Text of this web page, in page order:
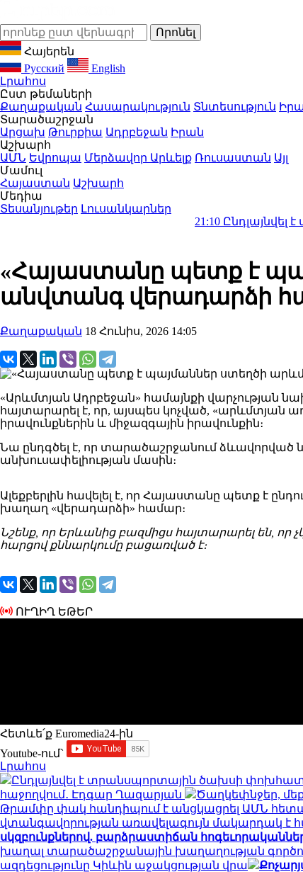
Հայերեն
Русский
English
Լրահոս
Ըստ թեմաների
Քաղաքական Հասարակություն Տնտեսություն
Տարածաշրջան
Արցախ Թուրքիա Ադրբեջան Իրան
Աշխարհ
ԱՄՆ Եվրոպա Մերձավոր Արևելք Ռուսաստան Այլ
Մամուլ
Հայաստան Աշխարհ
Մեդիա
Տեսանյութեր Լուսանկարներ
Ընդլայնվել է
«Հայաստանը պետք է
անվտանգ վերադարձի
Քաղաքական 18 Հունիս, 2026 14:05
«Արևմտյան Ադրբեջան» համայնքի վարչության
հայտարարել է, որ, այսպես կոչված, «արևմտյան
իրավունքներին և միջազգային իրավունքին։
Նա ընդգծել է, որ տարածաշրջանում ձևավորված
անխուսափելիության մասին։
Ալեքբերլին հավելել է, որ Հայաստանը պետք է
խաղաղ «վերադարձի» համար։
Նշենք, որ Երևանից բազմիցս հայտարարել են,
հարցով քննարկումը բացառված է։
ՈՒՂԻՂ ԵԹԵՐ
Հետևե՛ք Euromedia24-ին
Youtube-ում`
Լրահոս
Ընդլայնվել է տրանսպորտային ծախսի
հաջողվում․ Էդգար Ղազարյան
Ծաղկեփնջեր,
Թրամփը փակ հանդիպում է անցկացրել ԱՄՆ
վտանգավորության առավելագույն մակարդակ է
սկզբունքներով. բարձրաստիճան
խաղալ տարածաշրջանային խաղաղության
ազդեցությունը Կիևին աջակցության վրա